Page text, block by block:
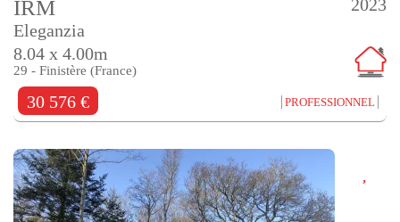
2023
IRM
Eleganzia
8.04 x 4.00m
29 - Finistère (France)
30 576 € PROFESSIONNEL